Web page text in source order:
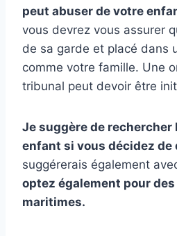
peut abuser de votre
vous devrez vous assurer
de sa garde et placé dans
comme votre famille. Une
tribunal peut devoir être
Je suggère de rechercher
enfant si vous décidez de
suggérerais également
optez également pour
maritimes.